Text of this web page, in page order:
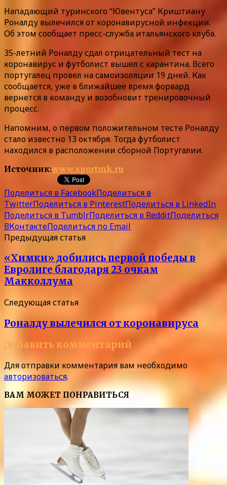
Нападающий туринского “Ювентуса” Криштиану
Роналду вылечился от коронавирусной инфекции.
Об этом сообщает пресс-служба итальянского клуба.
35-летний Роналду сдал отрицательный тест на
коронавирус и футболист вышел с карантина. Всего
португалец провел на самоизоляции 19 дней. Как
сообщается, уже в ближайшее время форвард
вернется в команду и возобновит тренировочный
процесс.
Напомним, о первом положительном тесте Роналду
стало известно 13 октября. Тогда футболист
находился в расположении сборной Португалии.
Источник:www.sportmk.ru
Поделиться в FacebookПоделиться в
TwitterПоделиться в PinterestПоделиться в LinkedIn
Поделиться в TumblrПоделиться в RedditПоделиться
ВКонтактеПоделиться по Email
Предыдущая статья
«Химки» добились первой победы в
Евролиге благодаря 23 очкам
Макколлума
Следующая статья
Роналду вылечился от коронавируса
Добавить комментарий
Для отправки комментария вам необходимо
авторизоваться.
ВАМ МОЖЕТ ПОНРАВИТЬСЯ